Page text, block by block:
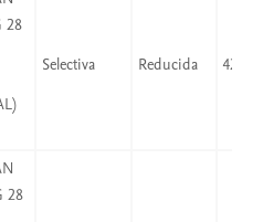
28
Selectiva Reducida 42,07
28